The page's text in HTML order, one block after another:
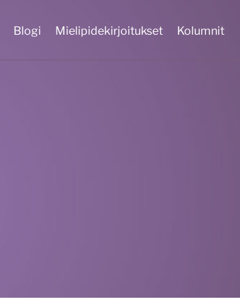
Blogi Mielipidekirjoitukset Kolumnit